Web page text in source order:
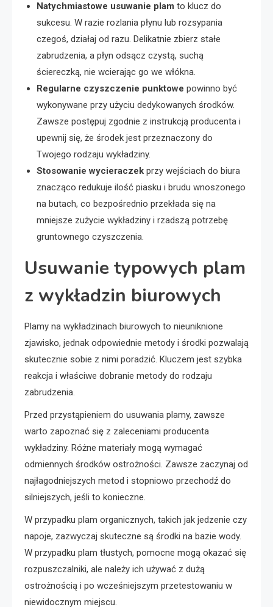
Natychmiastowe usuwanie plam to klucz do
sukcesu. W razie rozlania płynu lub rozsypania
czegoś, działaj od razu. Delikatnie zbierz stałe
zabrudzenia, a płyn odsącz czystą, suchą
ściereczką, nie wcierając go we włókna.
Regularne czyszczenie punktowe powinno być
wykonywane przy użyciu dedykowanych środków.
Zawsze postępuj zgodnie z instrukcją producenta i
upewnij się, że środek jest przeznaczony do
Twojego rodzaju wykładziny.
Stosowanie wycieraczek przy wejściach do biura
znacząco redukuje ilość piasku i brudu wnoszonego
na butach, co bezpośrednio przekłada się na
mniejsze zużycie wykładziny i rzadszą potrzebę
gruntownego czyszczenia.
Usuwanie typowych plam
z wykładzin biurowych
Plamy na wykładzinach biurowych to nieuniknione
zjawisko, jednak odpowiednie metody i środki pozwalają
skutecznie sobie z nimi poradzić. Kluczem jest szybka
reakcja i właściwe dobranie metody do rodzaju
zabrudzenia.
Przed przystąpieniem do usuwania plamy, zawsze
warto zapoznać się z zaleceniami producenta
wykładziny. Różne materiały mogą wymagać
odmiennych środków ostrożności. Zawsze zaczynaj od
najłagodniejszych metod i stopniowo przechodź do
silniejszych, jeśli to konieczne.
W przypadku plam organicznych, takich jak jedzenie czy
napoje, zazwyczaj skuteczne są środki na bazie wody.
W przypadku plam tłustych, pomocne mogą okazać się
rozpuszczalniki, ale należy ich używać z dużą
ostrożnością i po wcześniejszym przetestowaniu w
niewidocznym miejscu.